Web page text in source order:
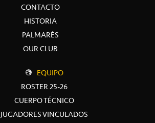
CONTACTO
HISTORIA
PALMARÉS
OUR CLUB
EQUIPO
ROSTER 25-26
CUERPO TÉCNICO
JUGADORES VINCULADOS